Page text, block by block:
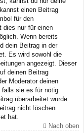
einen Beitrag
für den
dies nur für einen
Wenn bereits
dein Beitrag in der
Es wird sowohl die
angezeigt. Dieser
deinen Beitrag
Moderator deinen
falls sie es für nötig
überarbeitet wurde.
nicht löschen
hat.
Nach oben